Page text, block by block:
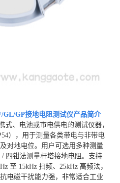
GL/GP接地电阻测试仪产品简介
式、电池或市电供电的测试仪器，
），用于测量各类带电与非带电
对地电位。用户可选用多种测量
四钳法测量杆塔接地电阻。支持
至 15kHz 扫频、25kHz 高频法，
电磁干扰能力强，非常适合工业